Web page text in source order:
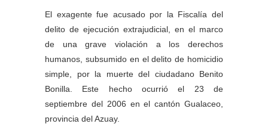
El exagente fue acusado por la Fiscalía del
delito de ejecución extrajudicial, en el marco
de una grave violación a los derechos
humanos, subsumido en el delito de homicidio
simple, por la muerte del ciudadano Benito
Bonilla. Este hecho ocurrió el 23 de
septiembre del 2006 en el cantón Gualaceo,
provincia del Azuay.